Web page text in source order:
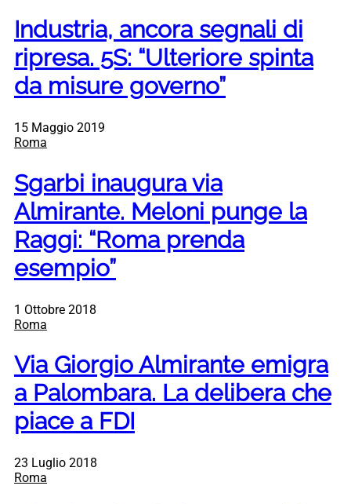
Industria, ancora segnali di
ripresa. 5S: “Ulteriore spinta
da misure governo”
15 Maggio 2019
Roma
Sgarbi inaugura via
Almirante. Meloni punge la
Raggi: “Roma prenda
esempio”
1 Ottobre 2018
Roma
Via Giorgio Almirante emigra
a Palombara. La delibera che
piace a FDI
23 Luglio 2018
Roma